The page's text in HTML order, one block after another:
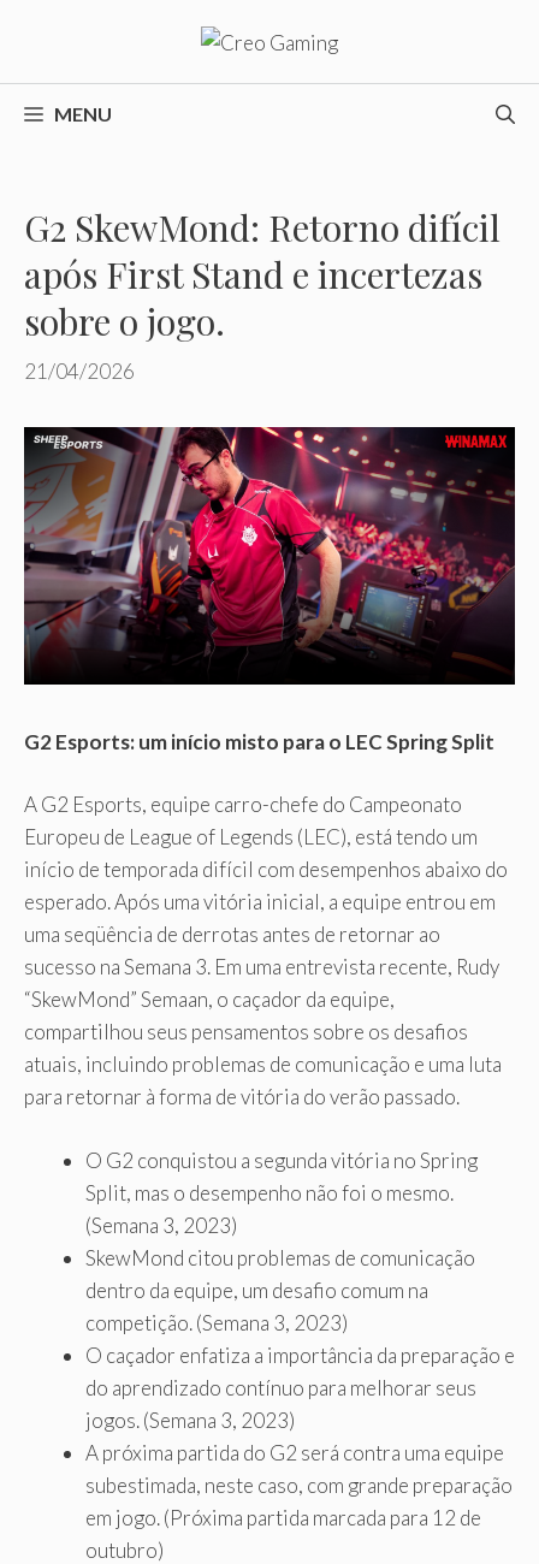
o
conteúdoMENU
G2 SkewMond: Retorno difícil
após First Stand e incertezas
sobre o jogo.
21/04/2026
G2 Esports: um início misto para o LEC Spring Split
A G2 Esports, equipe carro-chefe do Campeonato
Europeu de League of Legends (LEC), está tendo um
início de temporada difícil com desempenhos abaixo do
esperado. Após uma vitória inicial, a equipe entrou em
uma seqüência de derrotas antes de retornar ao
sucesso na Semana 3. Em uma entrevista recente, Rudy
“SkewMond” Semaan, o caçador da equipe,
compartilhou seus pensamentos sobre os desafios
atuais, incluindo problemas de comunicação e uma luta
para retornar à forma de vitória do verão passado.
O G2 conquistou a segunda vitória no Spring
Split, mas o desempenho não foi o mesmo.
(Semana 3, 2023)
SkewMond citou problemas de comunicação
dentro da equipe, um desafio comum na
competição. (Semana 3, 2023)
O caçador enfatiza a importância da preparação e
do aprendizado contínuo para melhorar seus
jogos. (Semana 3, 2023)
A próxima partida do G2 será contra uma equipe
subestimada, neste caso, com grande preparação
em jogo. (Próxima partida marcada para 12 de
outubro)